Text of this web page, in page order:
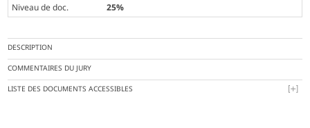
Niveau de doc.
25%
DESCRIPTION
COMMENTAIRES DU JURY
LISTE DES DOCUMENTS ACCESSIBLES